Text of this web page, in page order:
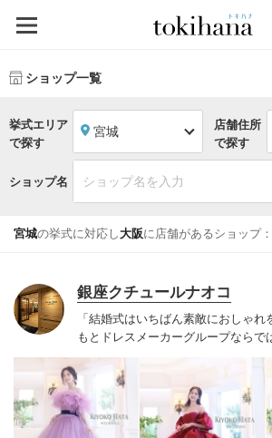
ショップ一覧
挙式エリア
で探す
宮城
店舗住所
で探す
ショップ名
宮城の挙式に対応し大阪に店舗があるショップ
銀座クチュールナオコ
「結婚式はいちばん素敵におしゃ
もと ドレスメーカーグループならで
こだわりをお持ちになる花嫁様のご
ます。